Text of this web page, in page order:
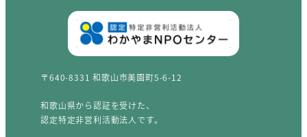
〒640-8331 和歌山市美園町5-6-12
和歌山県から認証を受けた、
認定特定非営利活動法人です。